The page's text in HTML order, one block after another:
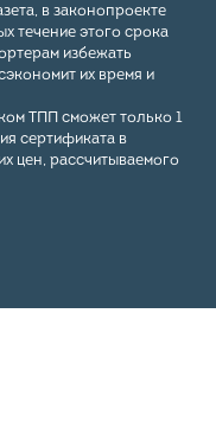
в законопроекте
течение этого срока
избежать
их время и
ТПП сможет только 1
сертификата в
цен, рассчитываемого